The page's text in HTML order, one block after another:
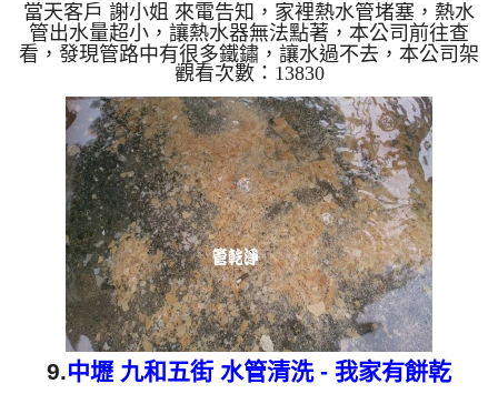
當天客戶 謝小姐 來電告知，家裡熱水管堵塞，熱水
管出水量超小，讓熱水器無法點著，本公司前往查
看，發現管路中有很多鐵鏽，讓水過不去，本公司架
設起 水管清洗機 ，並開始 洗水管 ， 過程中 不斷的
噴出髒水，如下影片， 水管清洗 沒一會，管路堵住
了，於是改用特殊工法來 清洗水管 ，約兩個小時，
水管終於能正常出水，客戶非常高興，可以洗澡了。
清洗水管, 水管清洗, 洗水管, 熱水管堵塞, 熱水忽冷忽
熱 ...
觀看次數：13830
9.中壢 九和五街 水管清洗 - 我家有餅乾